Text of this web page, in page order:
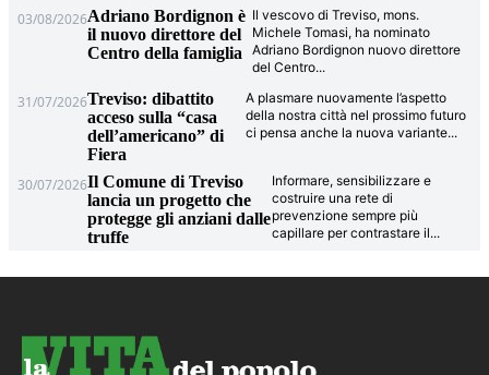
03/08/2026Adriano Bordignon è
il nuovo direttore del
Centro della famiglia
Il vescovo di Treviso, mons.
Michele Tomasi, ha nominato
Adriano Bordignon nuovo direttore
del Centro...
31/07/2026Treviso: dibattito
acceso sulla “casa
dell’americano” di
Fiera
A plasmare nuovamente l’aspetto
della nostra città nel prossimo futuro
ci pensa anche la nuova variante...
30/07/2026Il Comune di Treviso
lancia un progetto che
protegge gli anziani dalle
truffe
Informare, sensibilizzare e
costruire una rete di
prevenzione sempre più
capillare per contrastare il...